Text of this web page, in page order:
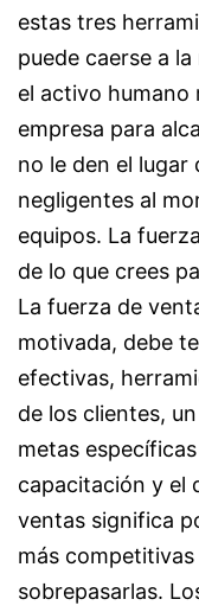
estas tres
puede caerse a
el activo humano
empresa para
no le den el lugar
negligentes al
equipos. La
de lo que crees
La fuerza de
motivada, debe
efectivas,
de los clientes,
metas
capacitación y el
ventas significa
más
sobrepasarlas.